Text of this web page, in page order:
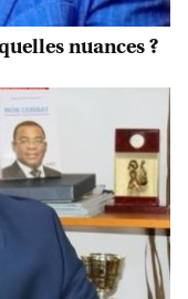
nuances ?